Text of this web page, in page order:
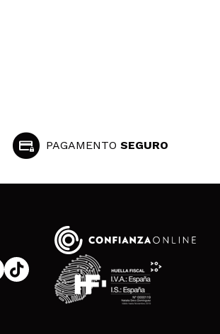
PAGAMENTOSEGURO